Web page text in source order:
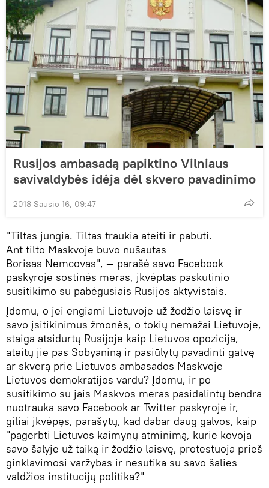
Rusijos ambasadą papiktino Vilniaus
savivaldybės idėja dėl skvero pavadinimo
2018 Sausio 16, 09:47
"Tiltas jungia. Tiltas traukia ateiti ir pabūti.
Ant tilto Maskvoje buvo nušautas
Borisas Nemcovas", — parašė savo Facebook
paskyroje sostinės meras, įkvėptas paskutinio
susitikimo su pabėgusiais Rusijos aktyvistais.
Įdomu, o jei engiami Lietuvoje už žodžio laisvę ir
savo įsitikinimus žmonės, o tokių nemažai Lietuvoje,
staiga atsidurtų Rusijoje kaip Lietuvos opozicija,
ateitų jie pas Sobyaniną ir pasiūlytų pavadinti gatvę
ar skverą prie Lietuvos ambasados ​​Maskvoje
Lietuvos demokratijos vardu? Įdomu, ir po
susitikimo su jais Maskvos meras pasidalintų bendra
nuotrauka savo Facebook ar Twitter paskyroje ir,
giliai įkvėpęs, parašytų, kad dabar daug galvos, kaip
"pagerbti Lietuvos kaimynų atminimą, kurie kovoja
savo šalyje už taiką ir žodžio laisvę, protestuoja prieš
ginklavimosi varžybas ir nesutika su savo šalies
valdžios institucijų politika?"